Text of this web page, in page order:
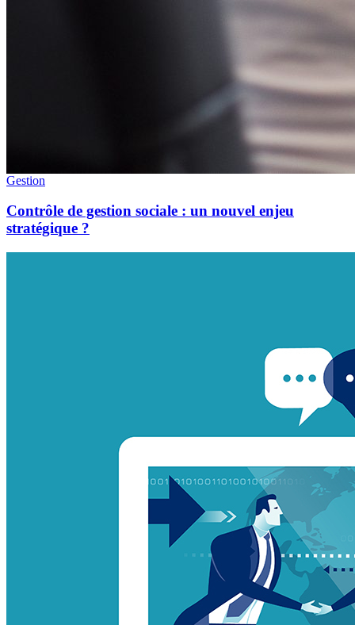
Gestion
Contrôle de gestion sociale : un nouvel enjeu
stratégique ?